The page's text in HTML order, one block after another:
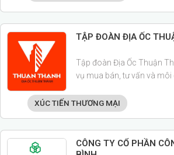
ngành công nghiệp.
TẬP ĐOÀN ĐỊA ỐC
XÚC TIẾN THƯƠNG MẠI
Tập đoàn Địa Ốc Thuận
vụ mua bán, tư vấn và môi
CÔNG TY CỔ PHẦN